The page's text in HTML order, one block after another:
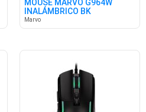
MOUSE MARVO G964W
INALÁMBRICO BK
Marvo